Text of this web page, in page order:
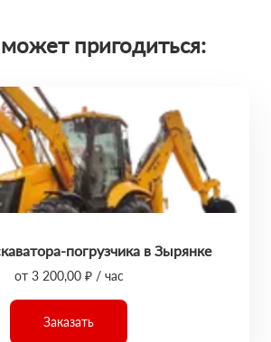
пригодиться:
погрузчика в Зырянке
от 3 200,00 ₽ / час
Заказать